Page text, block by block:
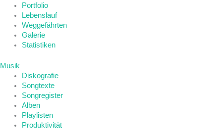
Portfolio
Lebenslauf
Weggefährten
Galerie
Statistiken
Musik
Diskografie
Songtexte
Songregister
Alben
Playlisten
Produktivität